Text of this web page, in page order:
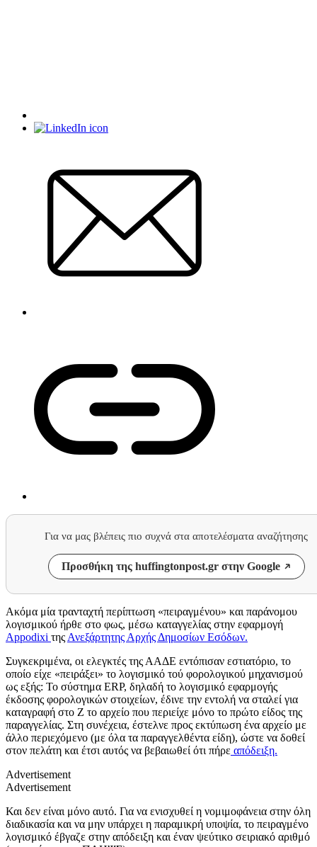
Για να μας βλέπεις πιο συχνά στα αποτελέσματα αναζήτησης
Προσθήκη της huffingtonpost.gr στην Google
Ακόμα μία τρανταχτή περίπτωση «πειραγμένου» και παράνομου
λογισμικού ήρθε στο φως, μέσω καταγγελίας στην εφαρμογή
Appodixi της Ανεξάρτητης Αρχής Δημοσίων Εσόδων.
Συγκεκριμένα, οι ελεγκτές της ΑΑΔΕ εντόπισαν εστιατόριο, το
οποίο είχε «πειράξει» το λογισμικό τού φορολογικού μηχανισμού
ως εξής: Το σύστημα ERP, δηλαδή το λογισμικό εφαρμογής
έκδοσης φορολογικών στοιχείων, έδινε την εντολή να σταλεί για
καταγραφή στο Ζ το αρχείο που περιείχε μόνο το πρώτο είδος της
παραγγελίας. Στη συνέχεια, έστελνε προς εκτύπωση ένα αρχείο με
άλλο περιεχόμενο (με όλα τα παραγγελθέντα είδη), ώστε να δοθεί
στον πελάτη και έτσι αυτός να βεβαιωθεί ότι πήρε απόδειξη.
Advertisement
Advertisement
Και δεν είναι μόνο αυτό. Για να ενισχυθεί η νομιμοφάνεια στην όλη
διαδικασία και να μην υπάρχει η παραμικρή υποψία, το πειραγμένο
λογισμικό έβγαζε στην απόδειξη και έναν ψεύτικο σειριακό αριθμό